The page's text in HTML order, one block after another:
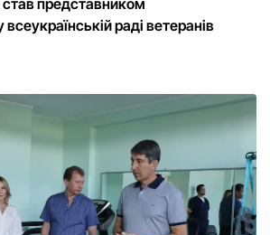
раді ветеранів